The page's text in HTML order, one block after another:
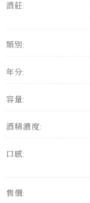
酒莊:
類別:
年分:
容量:
酒精濃度:
口感:
售價: